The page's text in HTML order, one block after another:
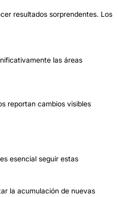
resultados sorprendentes. Los
las áreas
reportan cambios visibles
esencial seguir estas
la acumulación de nuevas